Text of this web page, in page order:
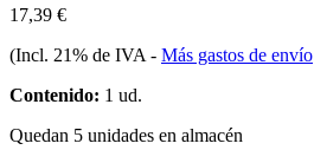
17,39 €
(Incl. 21% de IVA - Más gastos de envío
Contenido: 1 ud.
Quedan 5 unidades en almacén